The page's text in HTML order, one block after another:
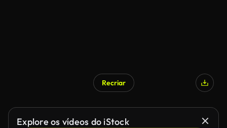
Recriar
Explore os vídeos do iStock